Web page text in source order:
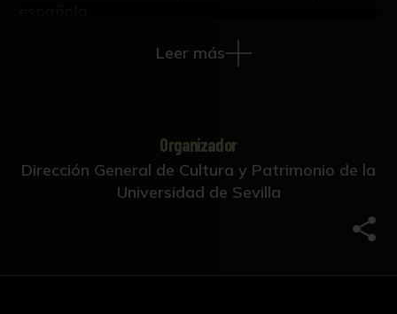
Los modos de su producción: la repetición,
habilidades de su mundo creativo y nos hablan
de sus obsesiones y certezas, por eso la
relevancia de estos dieciséis monotipos de Mi
desvela su capacidad de trabajo cooperativo,
Leer más
Organizador
Dirección General de Cultura y Patrimonio de la
Universidad de Sevilla